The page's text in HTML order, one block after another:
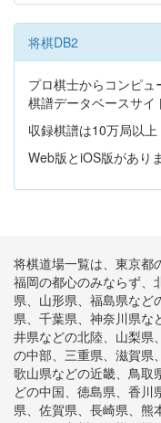
将棋DB2
プロ棋士からコンピ
棋譜データベースサイ
収録棋譜は10万局以上
Web版とiOS版があり
将棋道場一覧は、東京都
福岡の都心のみならず、
県、山形県、福島県など
県、千葉県、神奈川県な
井県などの北陸、山梨県
の中部、三重県、滋賀県
歌山県などの近畿、鳥取
どの中国、徳島県、香川
県、佐賀県、長崎県、熊